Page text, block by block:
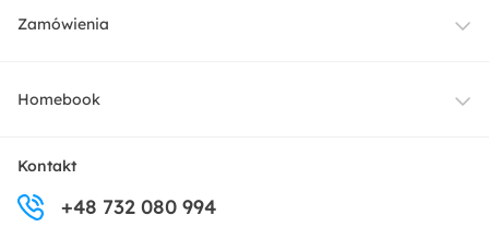
Meble
Zamówienia
Dostawa
Zwroty
Homebook
O nas
Centrum prasowe
Kontakt
+48 732 080 994